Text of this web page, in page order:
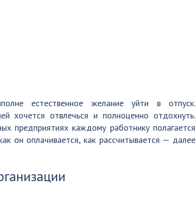
естественное желание уйти в отпуск.
хочется отвлечься и полноценно отдохнуть.
предприятиях каждому работнику полагается
он оплачивается, как рассчитывается — далее